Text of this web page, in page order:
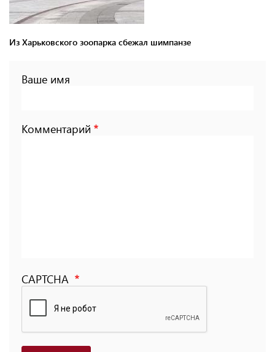
Из Харьковского зоопарка сбежал шимпанзе
Ваше имя
Комментарий
CAPTCHA